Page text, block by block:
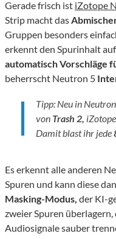
Gerade frisch ist iZotope
Strip macht das
Gruppen besonders
erkennt den Spurinhalt
automatisch Vorschläge
beherrscht Neutron 5
Tipp: Neu in
von Trash 2,
Damit blast ihr jede
Es erkennt alle anderen
Spuren und kann diese
Masking-Modus, der KI-
zweier Spuren
Audiosignale sauber